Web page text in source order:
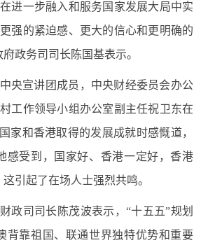
进一步融入和服务国家发展大局中实
强的紧迫感、更大的信心和更明确的
政务司司长陈国基表示。
央宣讲团成员，中央财经委员会办公
工作领导小组办公室副主任祝卫东在
家和香港取得的发展成就时感慨道，
感受到，国家好、香港一定好，香港
引起了在场人士强烈共鸣。
政司司长陈茂波表示，“十五五”规划
背靠祖国、联通世界独特优势和重要